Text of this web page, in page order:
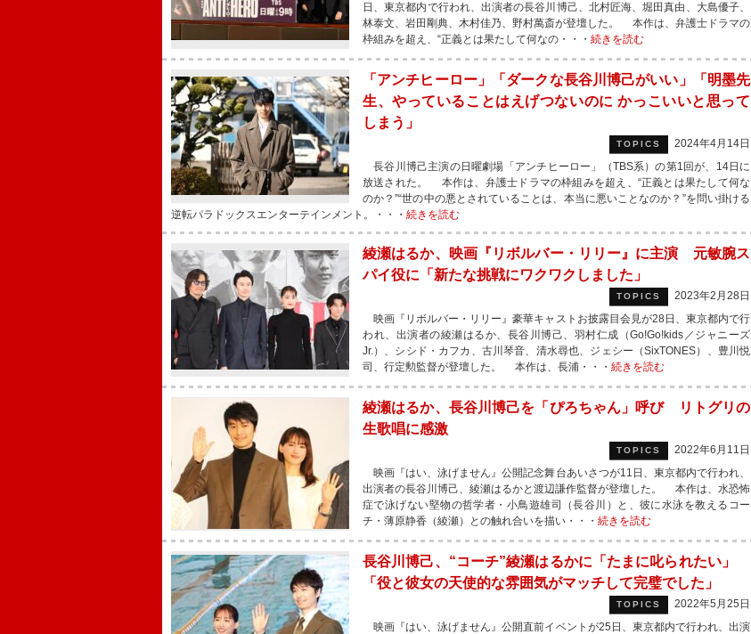
日、東京都内で行われ、出演者の長谷川博己、北村匠海、堀田真由、大島優子、
林泰文、岩田剛典、木村佳乃、野村萬斎が登壇した。 本作は、弁護士ドラマの
枠組みを超え、“正義とは果たして何なの・・・ 続きを読む
「アンチヒーロー」「ダークな長谷川博己がいい」「明墨先
生、やっていることはえげつないのに かっこいいと思って
しまう」
TOPICS
2024年4月14日
長谷川博己主演の日曜劇場「アンチヒーロー」（TBS系）の第1回が、14日に
放送された。 本作は、弁護士ドラマの枠組みを超え、“正義とは果たして何な
のか？”“世の中の悪とされていることは、本当に悪いことなのか？”を問い掛ける
逆転パラドックスエンターテインメント。・・・ 続きを読む
綾瀬はるか、映画『リボルバー・リリー』に主演 元敏腕ス
パイ役に「新たな挑戦にワクワクしました」
TOPICS
2023年2月28日
映画『リボルバー・リリー』豪華キャストお披露目会見が28日、東京都内で行
われ、出演者の綾瀬はるか、長谷川博己、羽村仁成（Go!Go!kids／ジャニーズ
Jr.）、シシド・カフカ、古川琴音、清水尋也、ジェシー（SixTONES）、豊川悦
司、行定勲監督が登壇した。 本作は、長浦・・・ 続きを読む
綾瀬はるか、長谷川博己を「ぴろちゃん」呼び リトグリの
生歌唱に感激
TOPICS
2022年6月11日
映画『はい、泳げません』公開記念舞台あいさつが11日、東京都内で行われ、
出演者の長谷川博己、綾瀬はるかと渡辺謙作監督が登壇した。 本作は、水恐怖
症で泳げない堅物の哲学者・小鳥遊雄司（長谷川）と、彼に水泳を教えるコー
チ・薄原静香（綾瀬）との触れ合いを描い・・・ 続きを読む
長谷川博己、“コーチ”綾瀬はるかに「たまに叱られたい」
「役と彼女の天使的な雰囲気がマッチして完璧でした」
TOPICS
2022年5月25日
映画『はい、泳げません』公開直前イベントが25日、東京都内で行われ、出演